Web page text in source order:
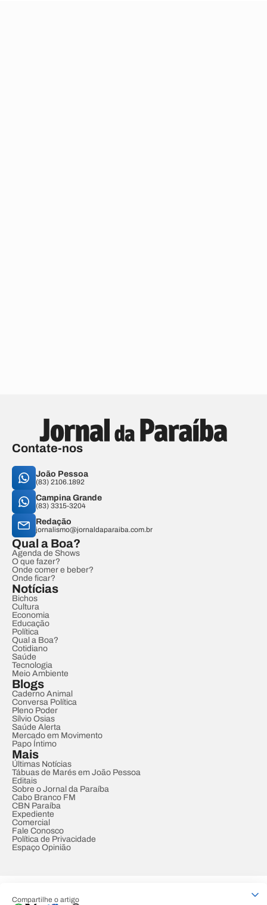
Compartilhe o artigo
Contate-nos
João Pessoa
(83) 2106.1892
Campina Grande
(83) 3315-3204
Redação
jornalismo@jornaldaparaiba.com.br
Qual a Boa?
Agenda de Shows
O que fazer?
Onde comer e beber?
Onde ficar?
Notícias
Bichos
Cultura
Economia
Educação
Política
Qual a Boa?
Cotidiano
Saúde
Tecnologia
Meio Ambiente
Blogs
Caderno Animal
Conversa Política
Pleno Poder
Sílvio Osias
Saúde Alerta
Mercado em Movimento
Papo Íntimo
Mais
Últimas Notícias
Tábuas de Marés em João Pessoa
Editais
Sobre o Jornal da Paraíba
Cabo Branco FM
CBN Paraíba
Expediente
Comercial
Fale Conosco
Política de Privacidade
Espaço Opinião